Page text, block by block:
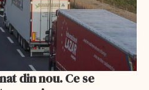
din nou. Ce se